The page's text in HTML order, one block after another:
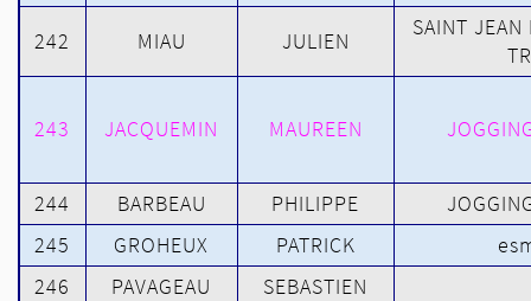
242 MIAU JULIEN
SAINT JEAN
243 JACQUEMIN MAUREEN
244 BARBEAU PHILIPPE
245
GROHEUX PATRICK
246
PAVAGEAU
SEBASTIEN